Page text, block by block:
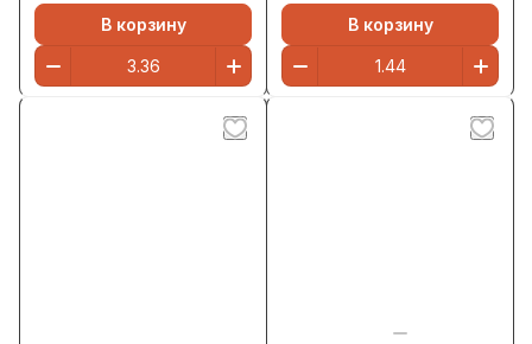
В корзину В корзину